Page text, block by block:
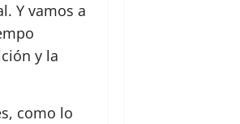
Y vamos a
y la
como lo